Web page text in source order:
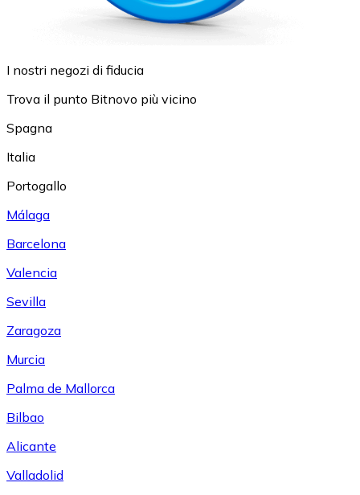
I nostri negozi di fiducia
Trova il punto Bitnovo più vicino
Spagna
Italia
Portogallo
Málaga
Barcelona
Valencia
Sevilla
Zaragoza
Murcia
Palma de Mallorca
Bilbao
Alicante
Valladolid